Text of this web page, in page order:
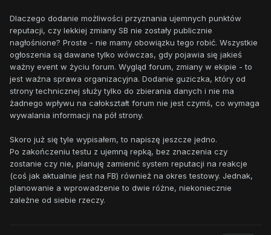
Dlaczego dodanie możliwości przyznania ujemnych punktów
reputacji, czy lekkiej zmiany SB nie zostały publicznie
nagłośnione? Proste - nie mamy obowiązku tego robić. Wszystkie
ogłoszenia są dawane tylko wówczas, gdy pojawia się jakieś
ważny event w życiu forum. Wygląd forum, zmiany w ekipie - to
jest ważna sprawa organizacyjna. Dodanie guziczka, który od
strony technicznej służy tylko do zbierania danych i nie ma
żadnego wpływu na całokształt forum nie jest czymś, co wymaga
wywalania informacji na pół strony.
Skoro już się tyle wypisałem, to napiszę jeszcze jedno.
Po zakończeniu testu z ujemną repką, bez znaczenia czy
zostanie czy nie, planuję zamienić system reputacji na reakcje
(coś jak aktualnie jest na FB) również na okres testowy. Jednak,
planowanie a wprowadzenie to dwie różne, niekoniecznie
zależne od siebie rzeczy.